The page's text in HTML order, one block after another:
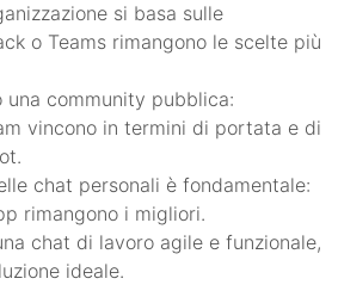
si basa sulle
o Teams rimangono le scelte più
una community pubblica:
vincono in termini di portata e di
chat personali è fondamentale:
rimangono i migliori.
chat di lavoro agile e funzionale,
ideale.